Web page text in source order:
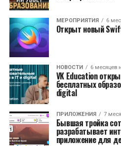
МЕРОПРИЯТИЯ 6
Открыт новый
НОВОСТИ 6 месяцев
VK Education
бесплатных
digital
ПРИЛОЖЕНИЯ 7
Бывшая тройка
разрабатывает
приложение для